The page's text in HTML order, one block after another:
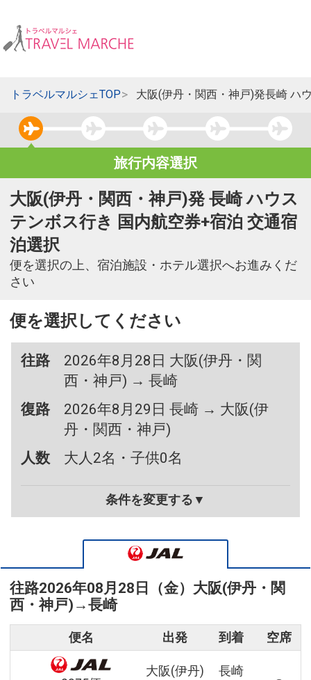
トラベルマルシェTOP 大阪(伊丹・関西・神戸)発長崎 ハ
旅行内容選択
大阪(伊丹・関西・神戸)発 長崎 ハウス
テンボス行き 国内航空券+宿泊 交通宿
泊選択
便を選択の上、宿泊施設・ホテル選択へお進みくだ
さい
便を選択してください
往路
2026年8月28日 大阪(伊丹・関
西・神戸) → 長崎
復路
2026年8月29日 長崎 → 大阪(伊
丹・関西・神戸)
人数
大人2名・子供0名
条件を変更する▼
往路2026年08月28日（金） 大阪(伊丹・関
西・神戸) →長崎
便名 出発 到着 空席
大阪(伊丹)
長崎